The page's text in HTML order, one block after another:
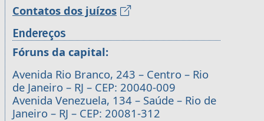
Contatos dos juízos
Endereços
Fóruns da capital:
Avenida Rio Branco, 243 – Centro – Rio
de Janeiro – RJ – CEP: 20040-009
Avenida Venezuela, 134 – Saúde – Rio de
Janeiro – RJ – CEP: 20081-312